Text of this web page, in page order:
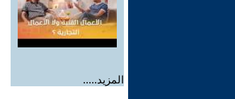
المزيد.....